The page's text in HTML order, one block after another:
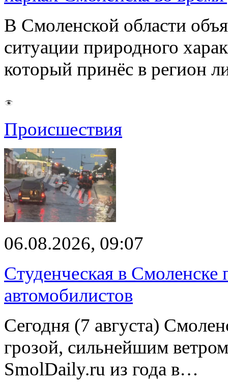
В Смоленской области
ситуации природного
который принёс в регион
Происшествия
06.08.2026, 09:07
Студенческая в Смоленске
автомобилистов
Сегодня (7 августа)
грозой, сильнейшим
SmolDaily.ru из года в…